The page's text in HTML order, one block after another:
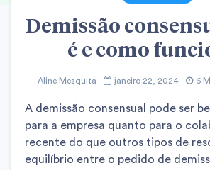
Demissão
é e como
Aline Mesquita janeiro 22, 2024 6
A demissão consensual pode ser
para a empresa quanto para o
recente do que outros tipos de
equilíbrio entre o pedido de